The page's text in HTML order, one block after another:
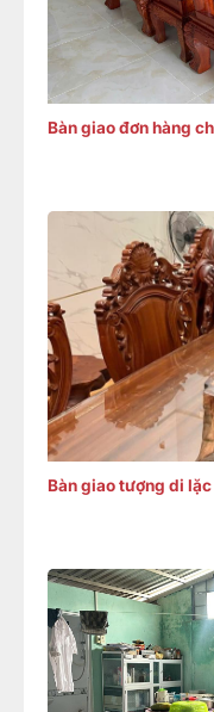
Bàn giao đơn hàng
Bàn giao tượng di